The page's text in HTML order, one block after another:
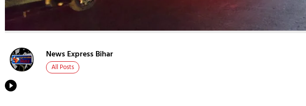
News Express Bihar
All Posts